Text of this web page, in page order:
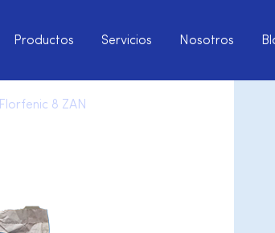
Productos Servicios Nosotros
Florfenic 8 ZAN